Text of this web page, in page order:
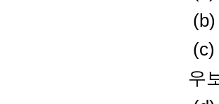
(c)
우